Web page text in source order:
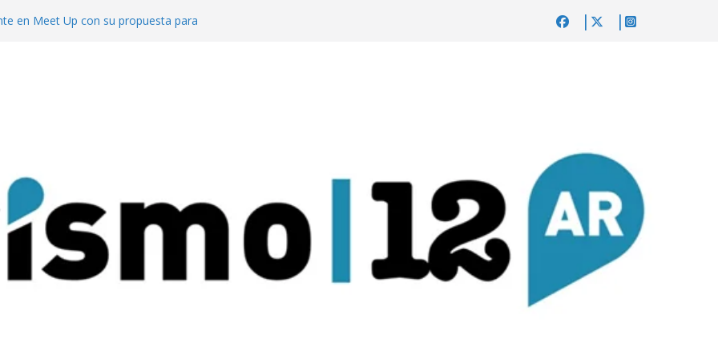
en Meet Up con su propuesta para